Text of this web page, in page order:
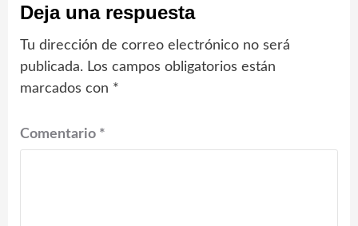
Deja una respuesta
Tu dirección de correo electrónico no será
publicada. Los campos obligatorios están
marcados con *
Comentario *